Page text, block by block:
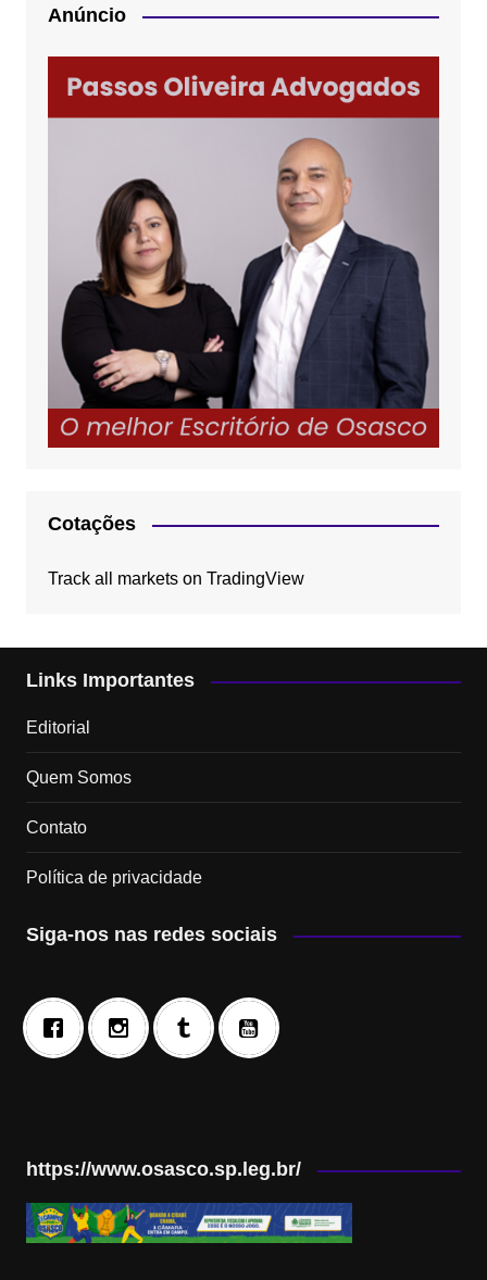
Anúncio
Cotações
Track all markets on TradingView
Links Importantes
Editorial
Quem Somos
Contato
Política de privacidade
Siga-nos nas redes sociais
https://www.osasco.sp.leg.br/